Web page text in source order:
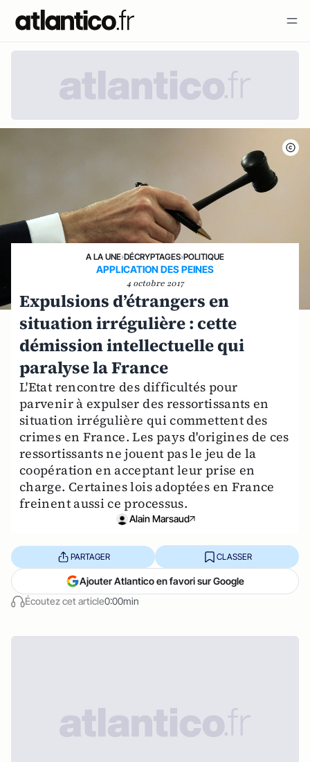
A LA UNE›DÉCRYPTAGES›POLITIQUE
APPLICATION DES PEINES
4 octobre 2017
Expulsions d’étrangers en
situation irrégulière : cette
démission intellectuelle qui
paralyse la France
L'Etat rencontre des difficultés pour
parvenir à expulser des ressortissants en
situation irrégulière qui commettent des
crimes en France. Les pays d'origines de ces
ressortissants ne jouent pas le jeu de la
coopération en acceptant leur prise en
charge. Certaines lois adoptées en France
freinent aussi ce processus.
Alain Marsaud
Écoutez cet article0:00min
PARTAGER CLASSER
Ajouter Atlantico en favori sur Google